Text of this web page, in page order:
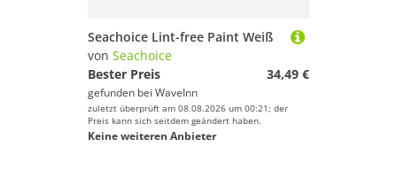
Seachoice Lint-free Paint Weiß
von Seachoice
Bester Preis
34,49 €
gefunden bei WaveInn
zuletzt überprüft am 08.08.2026 um 00:21; der
Preis kann sich seitdem geändert haben.
Keine weiteren Anbieter